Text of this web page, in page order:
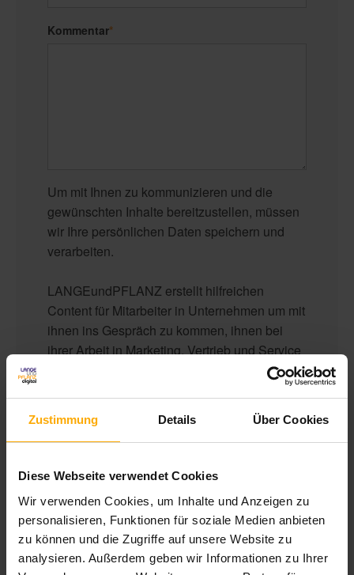
Zustimmung Details Über Cookies
Diese Webseite verwendet Cookies
Wir verwenden Cookies, um Inhalte und Anzeigen zu
personalisieren, Funktionen für soziale Medien anbieten
zu können und die Zugriffe auf unsere Website zu
analysieren. Außerdem geben wir Informationen zu Ihrer
Kommentar*
Um mit Ihnen zu kommunizieren und die
gewünschten Inhalte bereitzustellen, müssen
wir Ihre persönlichen Daten speichern und
verarbeiten.
LANGEundPFLANZ erstellt hilfreichen
Content für Mitarbeiter in Unternehmen um mit
ihnen ins Gespräch zu kommen, ihnen bei
ihrer Arbeit in Marketing, Vertrieb und Service
behilflich zu sein und sie bezüglich unserer
kontaktieren. Sie können sich jederzeit von
diesen Benachrichtigungen abmelden.
Informationen zum Abbestellen sowie unsere
Datenschutzpraktiken und unsere
finden Sie in unseren
Datenschutzbestimmungen.